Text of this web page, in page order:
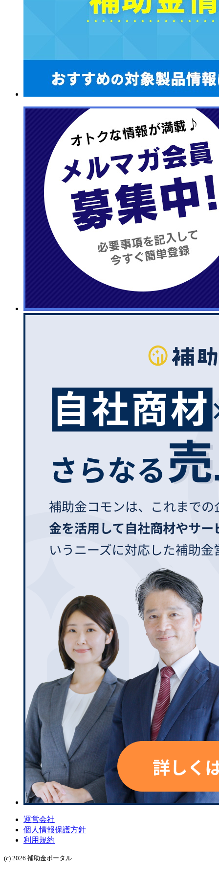
運営会社
個人情報保護方針
利用規約
(c) 2026 補助金ポータル